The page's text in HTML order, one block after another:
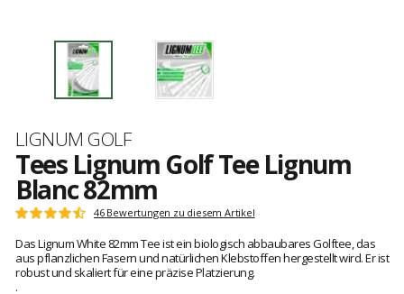
Marke
LIGNUM GOLF
Tees Lignum Golf Tee Lignum
Blanc 82mm
Kundenbewertungen
Note:
von
5
46 Bewertungen zu diesem Artikel
Das Lignum White 82mm Tee ist ein biologisch abbaubares Golftee, das
aus pflanzlichen Fasern und natürlichen Klebstoffen hergestellt wird. Er ist
robust und skaliert für eine präzise Platzierung.
.